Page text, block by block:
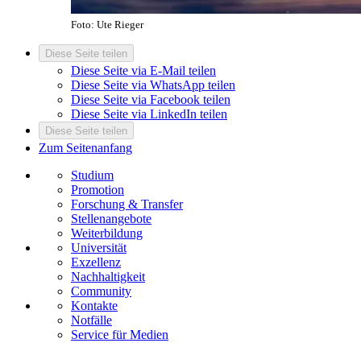
Foto: Ute Rieger
Diese Seite teilen
Diese Seite via E-Mail teilen
Diese Seite via WhatsApp teilen
Diese Seite via Facebook teilen
Diese Seite via LinkedIn teilen
Diese Seite teilen
Zum Seitenanfang
Studium
Promotion
Forschung & Transfer
Stellenangebote
Weiterbildung
Universität
Exzellenz
Nachhaltigkeit
Community
Kontakte
Notfälle
Service für Medien